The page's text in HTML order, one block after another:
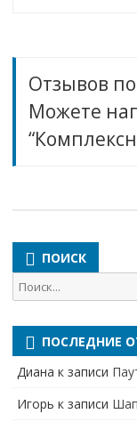
Отзывов
Можете
ПОИСК
Поиск
для:
ПОСЛЕДНИЕ
Диана к записи
Игорь к записи